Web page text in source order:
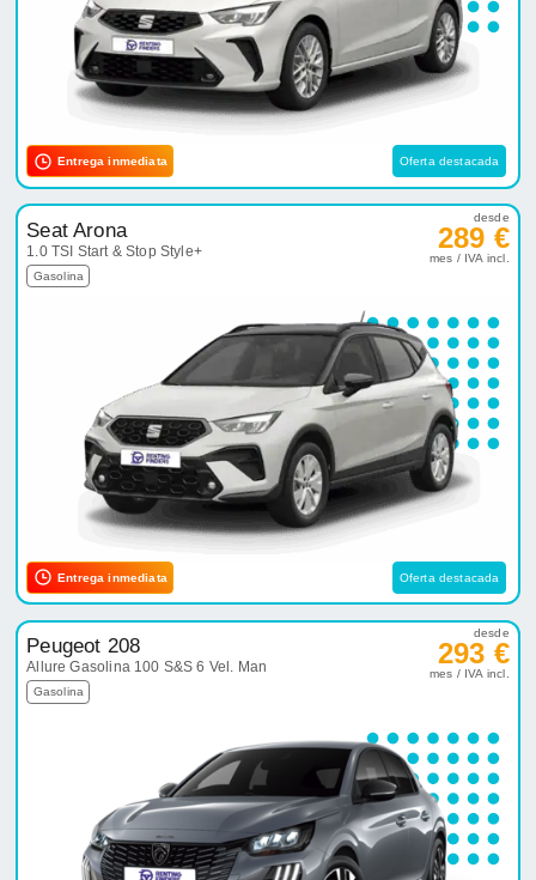
Entrega inmediata Oferta destacada
Seat Arona
1.0 TSI Start & Stop Style+
Gasolina
desde
289 €
mes / IVA incl.
Entrega inmediata Oferta destacada
Peugeot 208
Allure Gasolina 100 S&S 6 Vel. Man
Gasolina
desde
293 €
mes / IVA incl.